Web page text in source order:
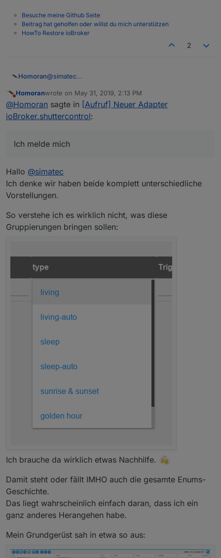
Besuche meine Github Seite
Beitrag hat geholfen oder willst du mich unterstützen
HowTo Restore ioBroker
2
Homoran@simatec
Ich melde mich
Do not disturb
Homoranwrote on May 31, 2019, 2:13 PM
last edited by
@Homoran sagte in [Aufruf] Neuer Adapter
ioBroker.shuttercontrol:
Ich melde mich
Hallo @simatec
Ich denke wir haben beide komplett unterschiedliche
Vorstellungen.
So verstehe ich es wirklich nicht, was diese
Gruppierungen bringen sollen:
Ich brauche da wirklich etwas Nachhilfe.
Damit steht oder fällt IMHO auch die gesamte Enums-
Geschichte.
Das liegt wahrscheinlich einfach daran, dass ich ein
ganz anderes Herangehen habe.
Mein Grundgerüst sah in etwa so aus: